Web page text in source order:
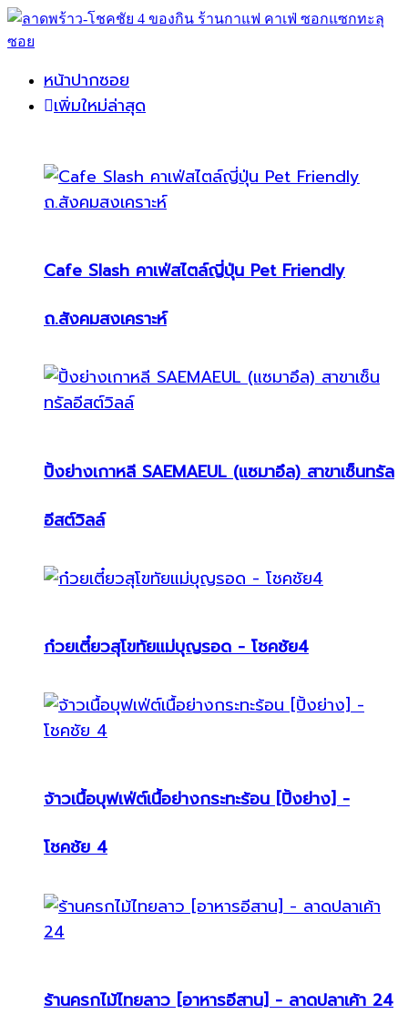
หน้าปากซอย
เพิ่มใหม่ล่าสุด
Cafe Slash คาเฟ่สไตล์ญี่ปุ่น Pet Friendly
ถ.สังคมสงเคราะห์
ปิ้งย่างเกาหลี SAEMAEUL (แซมาอึล) สาขาเซ็นทรัล
อีสต์วิลล์
ก๋วยเตี๋ยวสุโขทัยแม่บุญรอด - โชคชัย4
จ้าวเนื้อบุฟเฟ่ต์เนื้อย่างกระทะร้อน [ปิ้งย่าง] -
โชคชัย 4
ร้านครกไม้ไทยลาว [อาหารอีสาน] - ลาดปลาเค้า 24